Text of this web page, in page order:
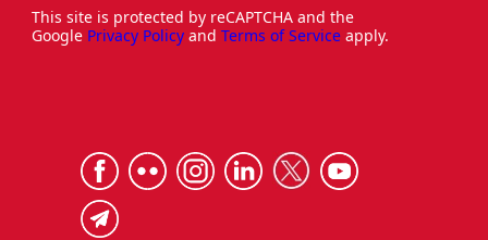
This site is protected by reCAPTCHA and the
Google Privacy Policy and Terms of Service apply.